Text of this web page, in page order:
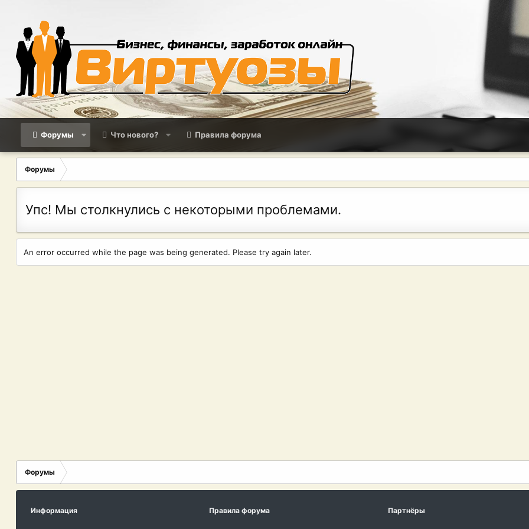
Форумы Что нового? Правила форума
Форумы
Упс! Мы столкнулись с некоторыми проблемами.
An error occurred while the page was being generated. Please try again later.
Форумы
Информация Правила форума Партнёры